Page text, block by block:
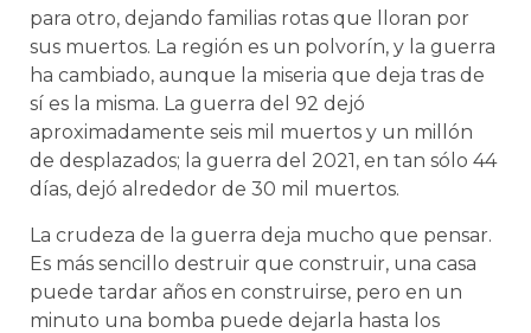
para otro, dejando familias rotas que lloran por
sus muertos. La región es un polvorín, y la guerra
ha cambiado, aunque la miseria que deja tras de
sí es la misma. La guerra del 92 dejó
aproximadamente seis mil muertos y un millón
de desplazados; la guerra del 2021, en tan sólo 44
días, dejó alrededor de 30 mil muertos.
La crudeza de la guerra deja mucho que pensar.
Es más sencillo destruir que construir, una casa
puede tardar años en construirse, pero en un
minuto una bomba puede dejarla hasta los